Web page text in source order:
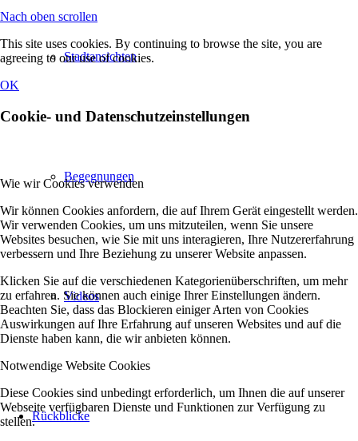
Stadtansichten
Begegnungen
Videos
Rückblicke
Nach oben scrollen
This site uses cookies. By continuing to browse the site, you are
agreeing to our use of cookies.
OK
Cookie- und Datenschutzeinstellungen
Wie wir Cookies verwenden
Wir können Cookies anfordern, die auf Ihrem Gerät eingestellt werden.
Wir verwenden Cookies, um uns mitzuteilen, wenn Sie unsere
Websites besuchen, wie Sie mit uns interagieren, Ihre Nutzererfahrung
verbessern und Ihre Beziehung zu unserer Website anpassen.
Klicken Sie auf die verschiedenen Kategorienüberschriften, um mehr
zu erfahren. Sie können auch einige Ihrer Einstellungen ändern.
Beachten Sie, dass das Blockieren einiger Arten von Cookies
Auswirkungen auf Ihre Erfahrung auf unseren Websites und auf die
Dienste haben kann, die wir anbieten können.
Notwendige Website Cookies
Diese Cookies sind unbedingt erforderlich, um Ihnen die auf unserer
Webseite verfügbaren Dienste und Funktionen zur Verfügung zu
stellen.